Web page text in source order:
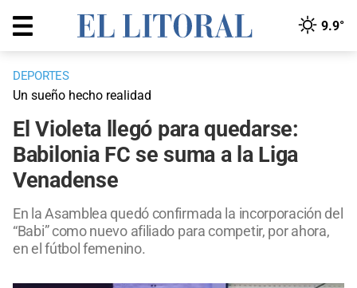
9.9°
DEPORTES
Un sueño hecho realidad
El Violeta llegó para quedarse:
Babilonia FC se suma a la Liga
Venadense
En la Asamblea quedó confirmada la incorporación del
“Babi” como nuevo afiliado para competir, por ahora,
en el fútbol femenino.